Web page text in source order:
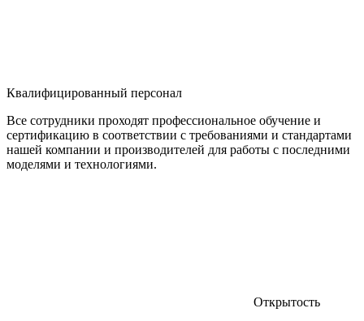
Квалифицированный персонал
Все сотрудники проходят профессиональное обучение и
сертификацию в соответствии с требованиями и стандартами
нашей компании и производителей для работы с последними
моделями и технологиями.
Открытость